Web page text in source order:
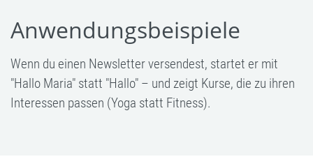
Anwendungsbeispiele
Wenn du einen Newsletter versendest, startet er mit
"Hallo Maria" statt "Hallo" – und zeigt Kurse, die zu ihren
Interessen passen (Yoga statt Fitness).